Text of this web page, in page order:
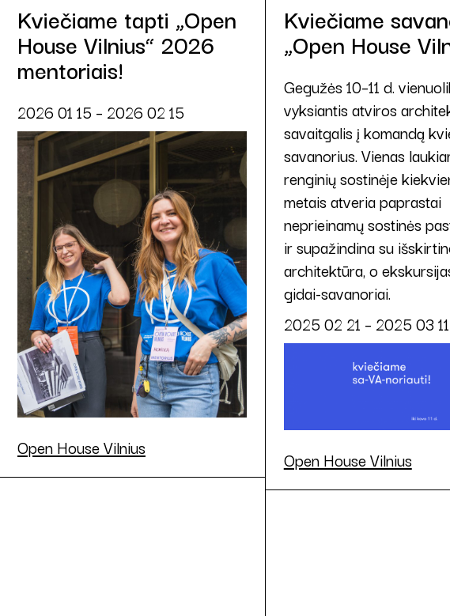
Kviečiame tapti „Open
House Vilnius“ 2026
mentoriais!
2026 01 15 – 2026 02 15
Open House Vilnius
Kviečiame
„Open House
Gegužės 10–11 d.
vyksiantis atviros
savaitgalis į komandą
savanorius. Vienas
renginių sostinėje
metais atveria paprastai
neprieinamų sostinės
ir supažindina su
architektūra, o
gidai-savanoriai.
2025 02 21 – 2025 03 11
Open House Vilnius